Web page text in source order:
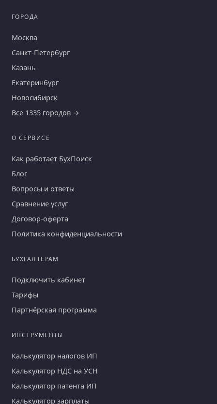
ГОРОДА
Москва
Санкт-Петербург
Казань
Екатеринбург
Новосибирск
Все 1335 городов →
О СЕРВИСЕ
Как работает БухПоиск
Блог
Вопросы и ответы
Сравнение услуг
Договор-оферта
Политика конфиденциальности
БУХГАЛТЕРАМ
Подключить кабинет
Тарифы
Партнёрская программа
ИНСТРУМЕНТЫ
Калькулятор налогов ИП
Калькулятор НДС на УСН
Калькулятор патента ИП
Калькулятор зарплаты